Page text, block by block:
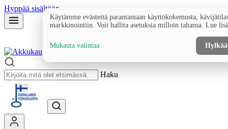
Hyppää sisältöön
Haku
Käytämme evästeitä parantamaan käyttökokemusta,
markkinointiin. Voit hallita asetuksia milloin tahansa. Lue
Mukauta valintaa Hylkää